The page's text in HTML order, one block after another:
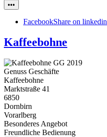
•••
FacebookShare on linkedin
Kaffeebohne
Genuss Geschäfte
Kaffeebohne
Marktstraße 41
6850
Dornbirn
Vorarlberg
Besonderes Angebot
Freundliche Bedienung